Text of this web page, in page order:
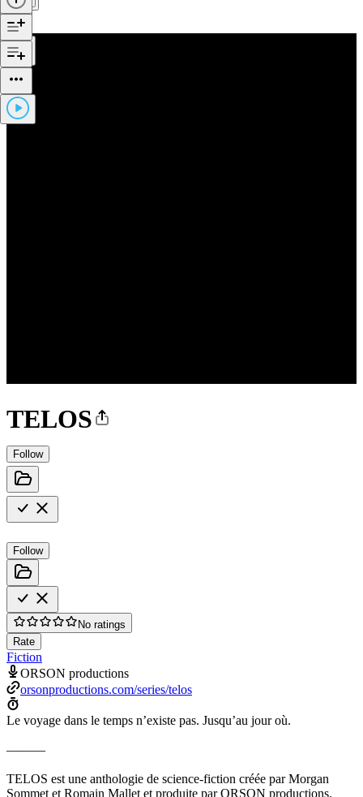
TELOS
Follow
Follow
No ratings
Rate
Fiction
ORSON productions
orsonproductions.com/series/telos
Le voyage dans le temps n’existe pas. Jusqu’au jour où.
———
TELOS est une anthologie de science-fiction créée par Morgan
Sommet et Romain Mallet et produite par ORSON productions.